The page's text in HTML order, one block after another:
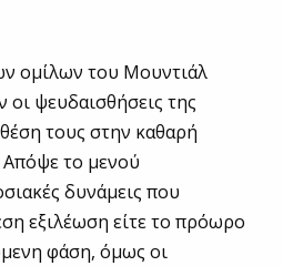
ομίλων του Μουντιάλ
οι ψευδαισθήσεις της
τους στην καθαρή
Απόψε το μενού
δυνάμεις που
εξιλέωση είτε το πρόωρο
φάση, όμως οι